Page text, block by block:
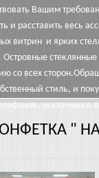
Вашим
и расставить весь
витрин и ярких
Островные
со всех
стиль, и
указанных
"